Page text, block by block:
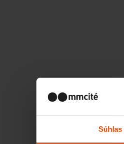
Súhlas